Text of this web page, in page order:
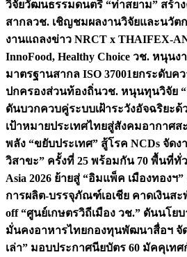
วิจัยวัฒนธรรมดนตรี “ท่าสยาม” สร้
สากลวช. เชิญชมผลงานวิจัยและนวัต
งานแถลงข่าว NRCT x THAIFEX-
InnoFood, Healthy Choice วช. หนุนง
มาตรฐานสากล ISO 37001ยกระดับค
ปกครองส่วนท้องถิ่นวช. หนุนทุนวิจัย
ดันบวกควบคู่ระบบเฝ้าระวังอัจฉริยะด้
เป้าหมายประเทศไทยสู่สังคมอากาศส
พลัง “ขยับประเทศ” สู้โรค NCDs จัดง
วิสาขะ” ครั้งที่ 25 พร้อมกัน 70 พื้นที่ทั่
Asia 2026 ย้ายสู่ “อิมแพ็ค เมืองทองฯ
การผลิต-บรรจุภัณฑ์เอเชีย คาดเงินส
off “ศูนย์เกษตรวิถีเมือง วช.” ดันนโยบ
มั่นคงอาหารไทยกองทุนพัฒนาสื่อฯ จั
เล่า” มอบประกาศนียบัตร 60 มัคคุเท